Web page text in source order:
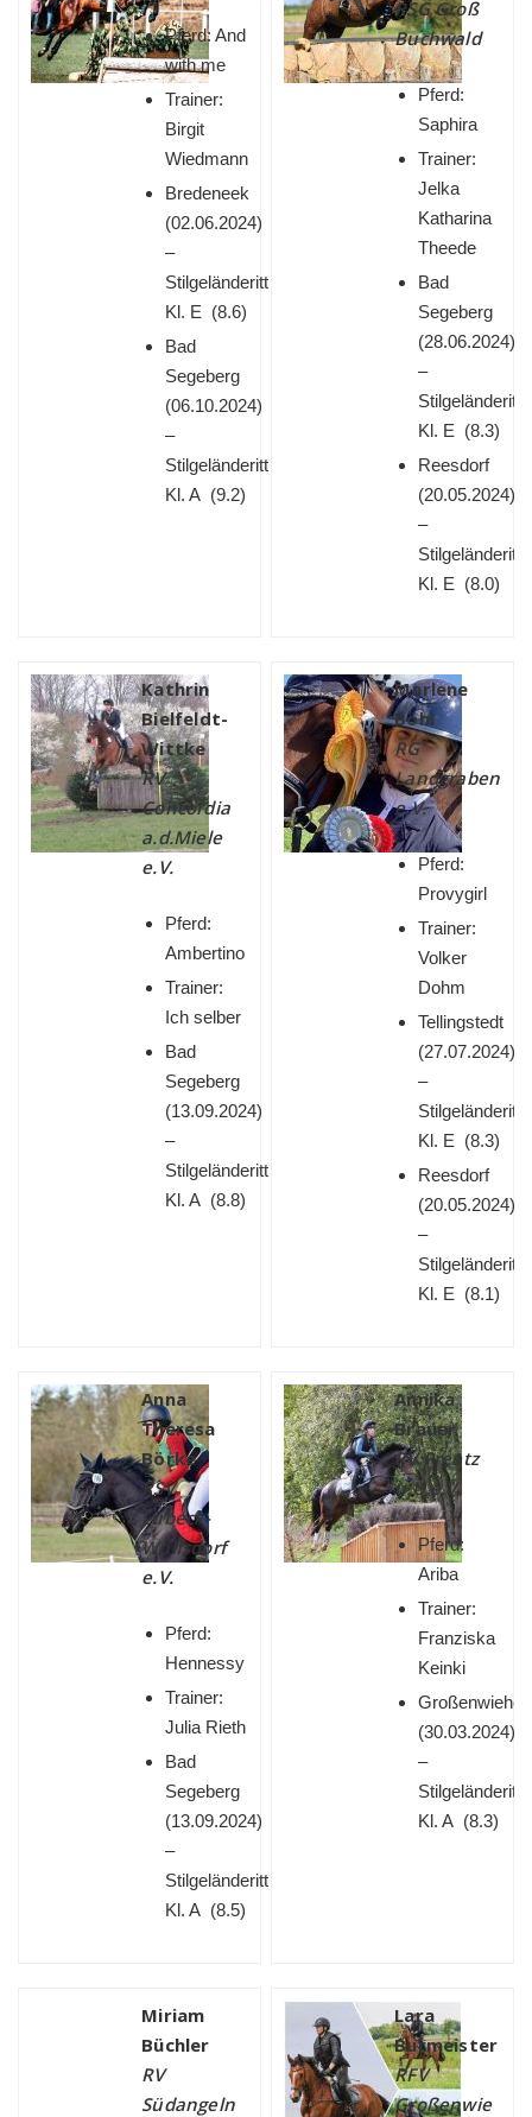
Pferd: And
with me
Trainer:
Birgit
Wiedmann
Bredeneek
(02.06.2024)
–
Stilgeländeritt
Kl. E (8.6)
Bad
Segeberg
(06.10.2024)
–
Stilgeländeritt
Kl. A (9.2)
RSG Groß
Buchwald
Pferd:
Saphira
Trainer:
Jelka
Katharina
Theede
Bad
Segeberg
(28.06.2024)
–
Stilgeländeritt
Kl. E (8.3)
Reesdorf
(20.05.2024)
–
Stilgeländeritt
Kl. E (8.0)
Kathrin
Bielfeldt-
Wittke
RV
Concordia
a.d.Miele
e.V.
Pferd:
Ambertino
Trainer:
Ich selber
Bad
Segeberg
(13.09.2024)
–
Stilgeländeritt
Kl. A (8.8)
Marlene
Böhl
RG
Landgraben
e.V.
Pferd:
Provygirl
Trainer:
Volker
Dohm
Tellingstedt
(27.07.2024)
–
Stilgeländeritt
Kl. E (8.3)
Reesdorf
(20.05.2024)
–
Stilgeländeritt
Kl. E (8.1)
Anna
Theresa
Börke
RSV
Lübeck-
Wulfsdorf
e.V.
Pferd:
Hennessy
Trainer:
Julia Rieth
Bad
Segeberg
(13.09.2024)
–
Stilgeländeritt
Kl. A (8.5)
Annika
Brauer
RV Preetz
u.U.e.V.
Pferd:
Ariba
Trainer:
Franziska
Keinki
Großenwiehe
(30.03.2024)
–
Stilgeländeritt
Kl. A (8.3)
Miriam
Büchler
RV
Südangeln
Lara
Burmeister
RFV
Großenwie